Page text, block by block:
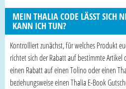
MEIN THALIA CODE LÄSST SICH
KANN ICH TUN?
Kontrolliert zunächst, für welches Produkt
richtet sich der Rabatt auf bestimmte Artikel
einen Rabatt auf einen Tolino oder einen
beziehungsweise einen Thalia E-Book